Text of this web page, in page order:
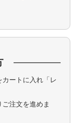
ートに入れ「レ
ご注文を進めま